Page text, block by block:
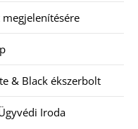
& Black ékszerbolt
Iroda